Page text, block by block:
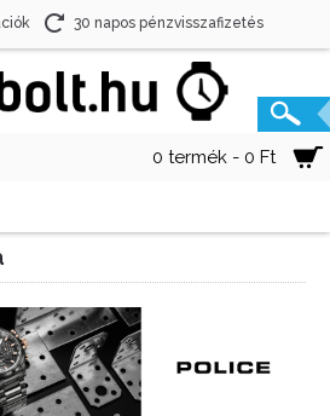
30 napos pénzvisszafizetés
0 termék - 0 Ft